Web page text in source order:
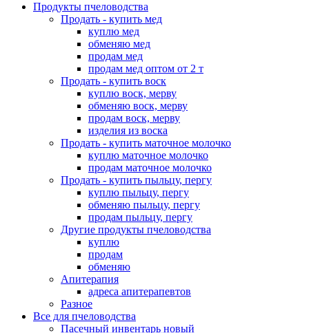
Продукты пчеловодства
Продать - купить мед
куплю мед
обменяю мед
продам мед
продам мед оптом от 2 т
Продать - купить воск
куплю воск, мерву
обменяю воск, мерву
продам воск, мерву
изделия из воска
Продать - купить маточное молочко
куплю маточное молочко
продам маточное молочко
Продать - купить пыльцу, пергу
куплю пыльцу, пергу
обменяю пыльцу, пергу
продам пыльцу, пергу
Другие продукты пчеловодства
куплю
продам
обменяю
Апитерапия
адреса апитерапевтов
Разное
Все для пчеловодства
Пасечный инвентарь новый